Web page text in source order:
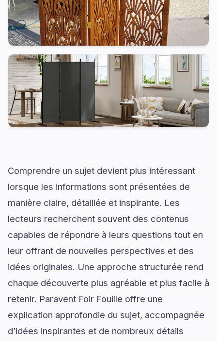
Comprendre un sujet devient plus intéressant
lorsque les informations sont présentées de
manière claire, détaillée et inspirante. Les
lecteurs recherchent souvent des contenus
capables de répondre à leurs questions tout en
leur offrant de nouvelles perspectives et des
idées originales. Une approche structurée rend
chaque découverte plus agréable et plus facile à
retenir. Paravent Foir Fouille offre une
explication approfondie du sujet, accompagnée
d’idées inspirantes et de nombreux détails